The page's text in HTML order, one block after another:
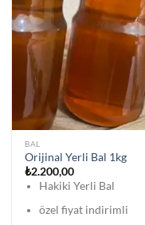
BAL
Orijinal Yerli Bal 1kg
₺2.200,00
Hakiki Yerli Bal
özel fiyat indirimli